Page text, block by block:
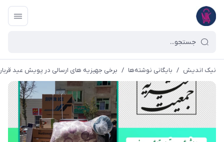
نیک اندیش / بایگانی نوشته‌ها / برخی جهیزیه های ارسالی در پویش عید